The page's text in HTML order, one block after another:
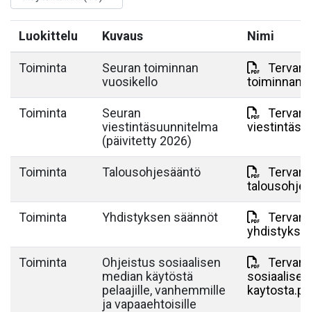
Luokittelu Kuvaus Nimi
Toiminta
Seuran toiminnan
vuosikello
toiminnan
Toiminta
Seuran
viestintäsuunnitelma
(päivitetty 2026)
Toiminta Talousohjesääntö
Toiminta Yhdistyksen säännöt
Toiminta
Ohjeistus sosiaalisen
median käytöstä
pelaajille, vanhemmille
ja vapaaehtoisille